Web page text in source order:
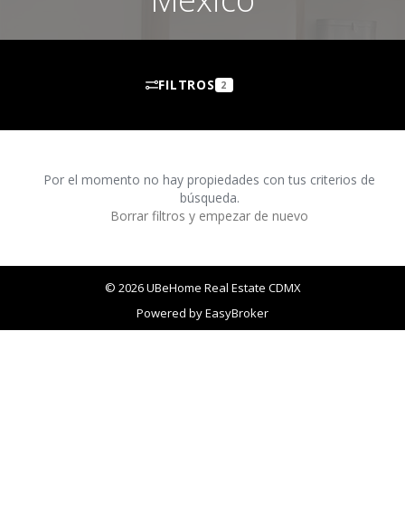
FILTROS 2
Por el momento no hay propiedades con tus criterios de
búsqueda.
Borrar filtros y empezar de nuevo
© 2026 UBeHome Real Estate CDMX
Powered byEasyBroker